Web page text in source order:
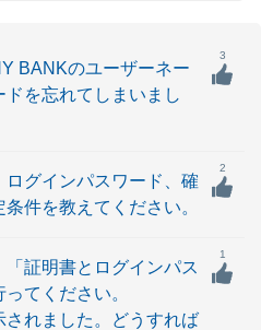
BANKのユーザーネー
ドを忘れてしまいまし
3
ログインパスワード、確
件を教えてください。
2
「証明書とログインパス
てください。
されました。どうすれば
1